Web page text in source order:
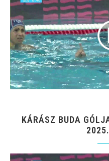
KÁRÁSZ BUDA